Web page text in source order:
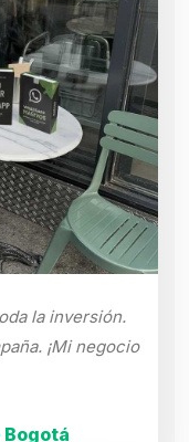
la inversión.
¡Mi negocio